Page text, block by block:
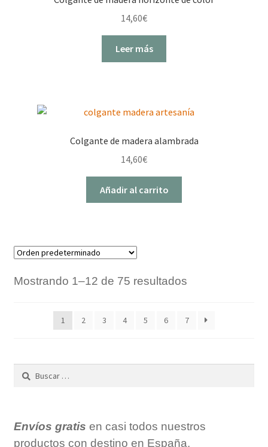
se
producto
14,60€
Leer más
Colgante de madera alambrada
14,60€
Añadir al carrito
Mostrando 1–12 de 75 resultados
1 2 3 4 5 6 7
Buscar:
Envíos gratis en casi todos nuestros
productos con destino en España.